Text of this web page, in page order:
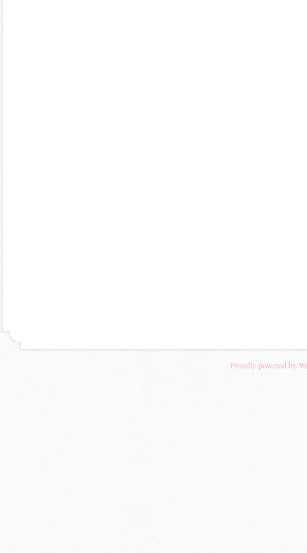
Proudly powered by